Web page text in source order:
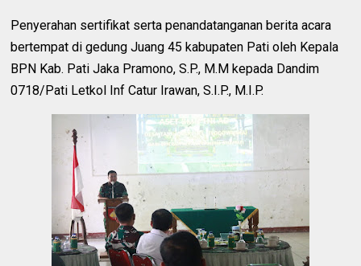
Penyerahan sertifikat serta penandatanganan berita acara
bertempat di gedung Juang 45 kabupaten Pati oleh Kepala
BPN Kab. Pati Jaka Pramono, S.P., M.M kepada Dandim
0718/Pati Letkol Inf Catur Irawan, S.I.P., M.I.P.